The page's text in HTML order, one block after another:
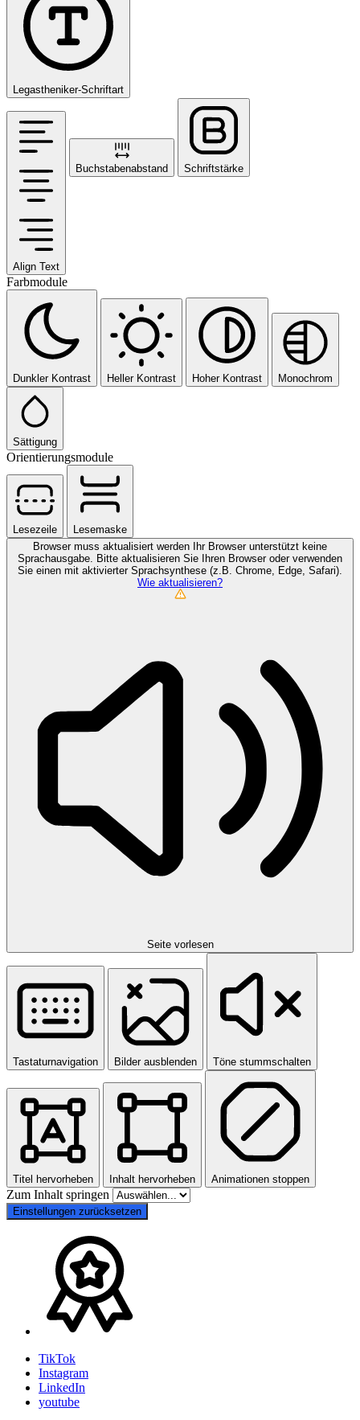
Legastheniker-Schriftart
Align Text
Buchstabenabstand Schriftstärke
Farbmodule
Dunkler Kontrast Heller Kontrast Hoher Kontrast Monochrom
Sättigung
Orientierungsmodule
Lesezeile
Lesemaske
Browser muss aktualisiert werden
Ihr Browser unterstützt keine
Sprachausgabe. Bitte aktualisieren Sie Ihren Browser oder verwenden
Sie einen mit aktivierter Sprachsynthese (z.B. Chrome, Edge, Safari).
Wie aktualisieren?
Seite vorlesen
Tastaturnavigation Bilder ausblenden Töne stummschalten
Titel hervorheben Inhalt hervorheben Animationen stoppen
Zum Inhalt springen
Einstellungen zurücksetzen
TikTok
Instagram
LinkedIn
youtube